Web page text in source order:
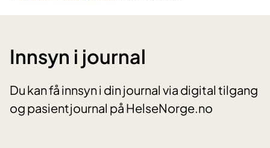
Innsyn i journal
Du kan få innsyn i din journal via digital tilgang
og pasientjournal på HelseNorge.no